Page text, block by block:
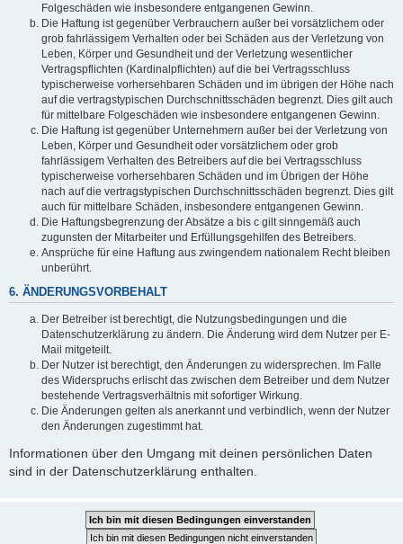
Folgeschäden wie insbesondere entgangenen Gewinn.
Die Haftung ist gegenüber Verbrauchern außer bei vorsätzlichem oder
grob fahrlässigem Verhalten oder bei Schäden aus der Verletzung von
Leben, Körper und Gesundheit und der Verletzung wesentlicher
Vertragspflichten (Kardinalpflichten) auf die bei Vertragsschluss
typischerweise vorhersehbaren Schäden und im übrigen der Höhe nach
auf die vertragstypischen Durchschnittsschäden begrenzt. Dies gilt auch
für mittelbare Folgeschäden wie insbesondere entgangenen Gewinn.
Die Haftung ist gegenüber Unternehmern außer bei der Verletzung von
Leben, Körper und Gesundheit oder vorsätzlichem oder grob
fahrlässigem Verhalten des Betreibers auf die bei Vertragsschluss
typischerweise vorhersehbaren Schäden und im Übrigen der Höhe
nach auf die vertragstypischen Durchschnittsschäden begrenzt. Dies gilt
auch für mittelbare Schäden, insbesondere entgangenen Gewinn.
Die Haftungsbegrenzung der Absätze a bis c gilt sinngemäß auch
zugunsten der Mitarbeiter und Erfüllungsgehilfen des Betreibers.
Ansprüche für eine Haftung aus zwingendem nationalem Recht bleiben
unberührt.
6. ÄNDERUNGSVORBEHALT
Der Betreiber ist berechtigt, die Nutzungsbedingungen und die
Datenschutzerklärung zu ändern. Die Änderung wird dem Nutzer per E-
Mail mitgeteilt.
Der Nutzer ist berechtigt, den Änderungen zu widersprechen. Im Falle
des Widerspruchs erlischt das zwischen dem Betreiber und dem Nutzer
bestehende Vertragsverhältnis mit sofortiger Wirkung.
Die Änderungen gelten als anerkannt und verbindlich, wenn der Nutzer
den Änderungen zugestimmt hat.
Informationen über den Umgang mit deinen persönlichen Daten
sind in der Datenschutzerklärung enthalten.